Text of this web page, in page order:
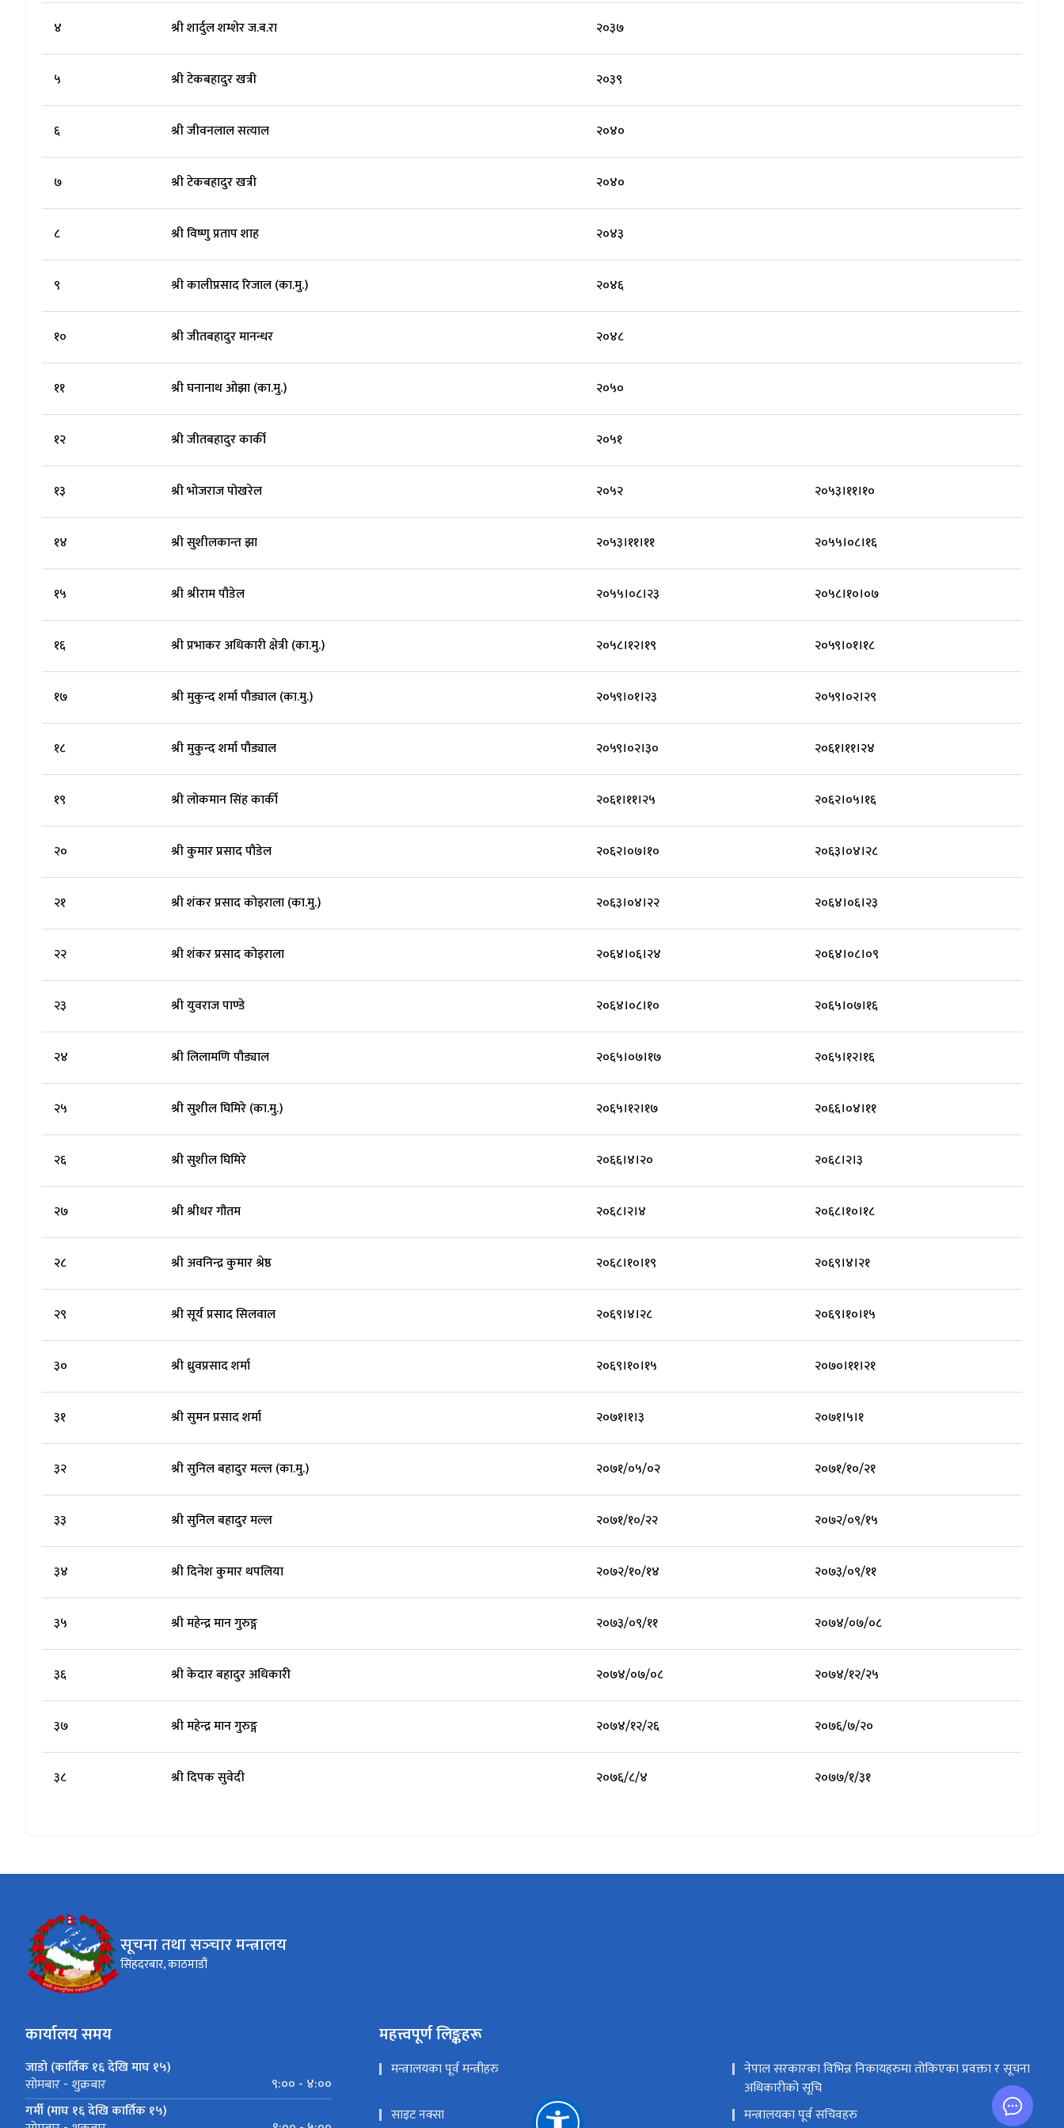
४ श्री शार्दुल शम्शेर ज.ब.रा २०३७
५ श्री टेकबहादुर खत्री २०३९
६ श्री जीवनलाल सत्याल २०४०
७ श्री टेकबहादुर खत्री २०४०
८ श्री विष्णु प्रताप शाह २०४३
९ श्री कालीप्रसाद रिजाल (का.मु.) २०४६
१० श्री जीतबहादुर मानन्धर २०४८
११ श्री घनानाथ ओझा (का.मु.) २०५०
१२ श्री जीतबहादुर कार्की २०५१
१३ श्री भोजराज पोखरेल २०५२ २०५३।११।१०
१४ श्री सुशीलकान्त झा २०५३।११।११ २०५५।०८।१६
१५ श्री श्रीराम पौडेल २०५५।०८।२३ २०५८।१०।०७
१६ श्री प्रभाकर अधिकारी क्षेत्री (का.मु.) २०५८।१२।१९ २०५९।०१।१८
१७ श्री मुकुन्द शर्मा पौड्याल (का.मु.) २०५९।०१।२३ २०५९।०२।२९
१८ श्री मुकुन्द शर्मा पौड्याल २०५९।०२।३० २०६१।११।२४
१९ श्री लोकमान सिंह कार्की २०६१।११।२५ २०६२।०५।१६
२० श्री कुमार प्रसाद पौडेल २०६२।०७।१० २०६३।०४।२८
२१ श्री शंकर प्रसाद कोइराला (का.मु.) २०६३।०४।२२ २०६४।०६।२३
२२ श्री शंकर प्रसाद कोइराला २०६४।०६।२४ २०६४।०८।०९
२३ श्री युवराज पाण्डे २०६४।०८।१० २०६५।०७।१६
२४ श्री लिलामणि पौड्याल २०६५।०७।१७ २०६५।१२।१६
२५ श्री सुशील घिमिरे (का.मु.) २०६५।१२।१७ २०६६।०४।११
२६ श्री सुशील घिमिरे २०६६।४।२० २०६८।२।३
२७ श्री श्रीधर गौतम २०६८।२।४ २०६८।१०।१८
२८ श्री अवनिन्द्र कुमार श्रेष्ठ २०६८।१०।१९ २०६९।४।२१
२९ श्री सूर्य प्रसाद सिलवाल २०६९।४।२८ २०६९।१०।१५
३० श्री ध्रुवप्रसाद शर्मा २०६९।१०।१५ २०७०।११।२१
३१ श्री सुमन प्रसाद शर्मा २०७१।१।३ २०७१।५।१
३२ श्री सुनिल बहादुर मल्ल (का.मु.) २०७१/०५/०२ २०७१/१०/२१
३३ श्री सुनिल बहादुर मल्ल २०७१/१०/२२ २०७२/०९/१५
३४ श्री दिनेश कुमार थपलिया २०७२/१०/१४ २०७३/०९/११
३५ श्री महेन्द्र मान गुरुङ्ग २०७३/०९/११ २०७४/०७/०८
३६ श्री केदार बहादुर अधिकारी २०७४/०७/०८ २०७४/१२/२५
३७ श्री महेन्द्र मान गुरुङ्ग २०७४/१२/२६ २०७६/७/२०
३८ श्री दिपक सुवेदी २०७६/८/४ २०७७/१/३१
सूचना तथा सञ्‍चार मन्त्रालय
सिंहदरबार, काठमाडौं
कार्यालय समय
जाडो (कार्तिक १६ देखि माघ १५)
सोमबार - शुक्रबार
९:०० - ४:००
गर्मी (माघ १६ देखि कार्तिक १५)
महत्त्वपूर्ण लिङ्कहरू
मन्त्रालयका पूर्व मन्त्रीहरु
नेपाल सरकारका विभिन्न निकायहरुमा तोकिएका प्रवक्ता र सूचना
अधिकारीको सूचि
साइट नक्सा
मन्त्रालयका पूर्व सचिवहरु